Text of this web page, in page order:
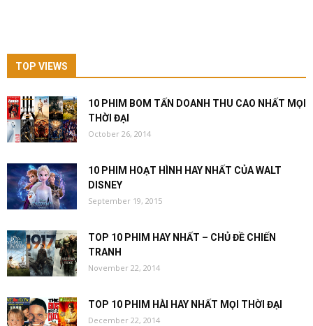
TOP VIEWS
10 PHIM BOM TẤN DOANH THU CAO NHẤT MỌI
THỜI ĐẠI
October 26, 2014
10 PHIM HOẠT HÌNH HAY NHẤT CỦA WALT
DISNEY
September 19, 2015
TOP 10 PHIM HAY NHẤT – CHỦ ĐỀ CHIẾN
TRANH
November 22, 2014
TOP 10 PHIM HÀI HAY NHẤT MỌI THỜI ĐẠI
December 22, 2014